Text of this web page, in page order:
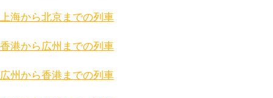
上海から北京までの列車
香港から広州までの列車
広州から香港までの列車